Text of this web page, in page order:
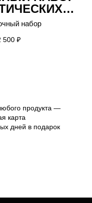
БРЕНДА
В
набор
500 ₽
продукта —
карта
дней в подарок